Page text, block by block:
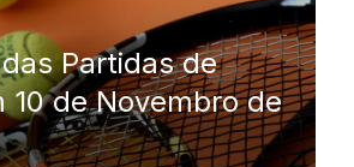
Partidas de
10 de Novembro de